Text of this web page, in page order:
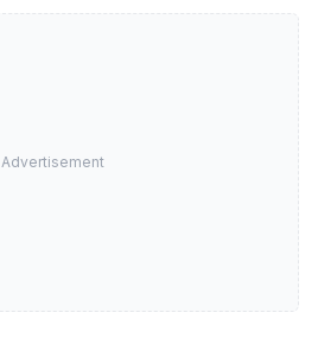
Advertisement